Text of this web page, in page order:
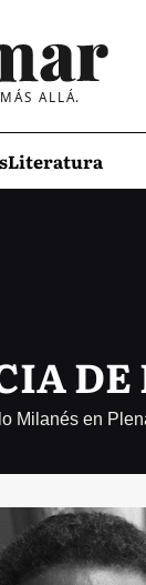
ALLÁ.
Literatura
Milanés en